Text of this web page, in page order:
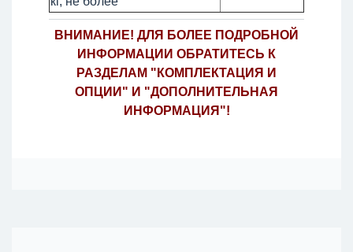
ВНИМАНИЕ! ДЛЯ БОЛЕЕ ПОДРОБНОЙ
ИНФОРМАЦИИ ОБРАТИТЕСЬ К
РАЗДЕЛАМ "КОМПЛЕКТАЦИЯ И
ОПЦИИ" И "ДОПОЛНИТЕЛЬНАЯ
ИНФОРМАЦИЯ"!